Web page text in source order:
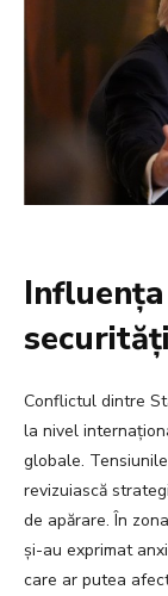
Conflictul dintre
la nivel
globale.
revizuiască
de apărare. În
și-au exprimat
care ar putea